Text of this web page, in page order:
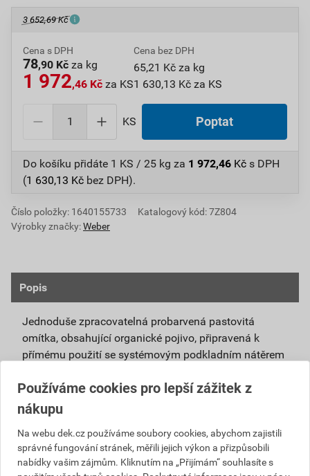
3 652,69 Kč
Cena s DPH
78,90 Kč za kg
1 972,46 Kč za KS
Cena bez DPH
65,21 Kč za kg
1 630,13 Kč za KS
KS Poptat
Do košíku přidáte 1 KS / 25 kg za 1 972,46 Kč s DPH
(1 630,13 Kč bez DPH).
Číslo položky: 1640155733
Katalogový kód: 7Z804
Výrobky značky:Weber
Popis
Jednoduše zpracovatelná probarvená pastovitá
omítka, obsahující organické pojivo, připravená k
přímému použití se systémovým podkladním nátěrem
Vlivem ochlazování vnějšího souvrství
zateplovacích systémů v nočních hodinách,
dochází ke kondenzaci vody na povrchu, která
vytváří živnou půdu pro růst nevzhledných řas.
Povrch omítky weberpas aquaBalance dokáže
Používáme cookies pro lepší zážitek z
nákupu
Na webu dek.cz používáme soubory cookies, abychom zajistili
správné fungování stránek, měřili jejich výkon a přizpůsobili
nabídky vašim zájmům. Kliknutím na „Přijímám“ souhlasíte s